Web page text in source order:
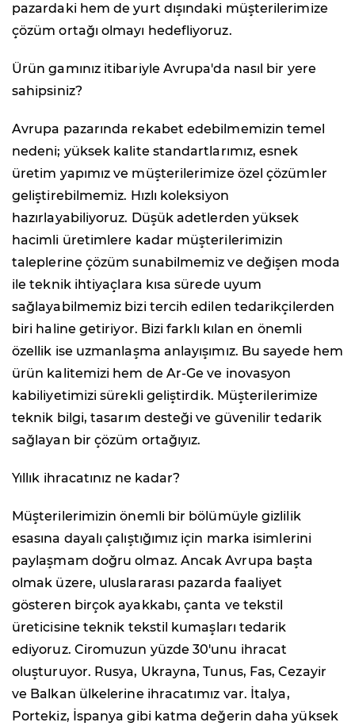
pazardaki hem de yurt dışındaki müşterilerimize
çözüm ortağı olmayı hedefliyoruz.
Ürün gamınız itibariyle Avrupa'da nasıl bir yere
sahipsiniz?
Avrupa pazarında rekabet edebilmemizin temel
nedeni; yüksek kalite standartlarımız, esnek
üretim yapımız ve müşterilerimize özel çözümler
geliştirebilmemiz. Hızlı koleksiyon
hazırlayabiliyoruz. Düşük adetlerden yüksek
hacimli üretimlere kadar müşterilerimizin
taleplerine çözüm sunabilmemiz ve değişen moda
ile teknik ihtiyaçlara kısa sürede uyum
sağlayabilmemiz bizi tercih edilen tedarikçilerden
biri haline getiriyor. Bizi farklı kılan en önemli
özellik ise uzmanlaşma anlayışımız. Bu sayede hem
ürün kalitemizi hem de Ar-Ge ve inovasyon
kabiliyetimizi sürekli geliştirdik. Müşterilerimize
teknik bilgi, tasarım desteği ve güvenilir tedarik
sağlayan bir çözüm ortağıyız.
Yıllık ihracatınız ne kadar?
Müşterilerimizin önemli bir bölümüyle gizlilik
esasına dayalı çalıştığımız için marka isimlerini
paylaşmam doğru olmaz. Ancak Avrupa başta
olmak üzere, uluslararası pazarda faaliyet
gösteren birçok ayakkabı, çanta ve tekstil
üreticisine teknik tekstil kumaşları tedarik
ediyoruz. Ciromuzun yüzde 30'unu ihracat
oluşturuyor. Rusya, Ukrayna, Tunus, Fas, Cezayir
ve Balkan ülkelerine ihracatımız var. İtalya,
Portekiz, İspanya gibi katma değerin daha yüksek